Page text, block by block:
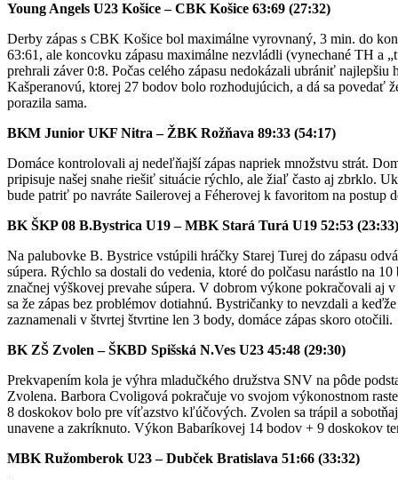
Young Angels U23 Košice – CBK Košice 63:69 (27:32)
Derby zápas s CBK Košice bol maximálne vyrovnaný, 3 min. do
63:61, ale koncovku zápasu maximálne nezvládli (vynechané TH a
prehrali záver 0:8. Počas celého zápasu nedokázali ubrániť najlepšiu
Kašperanovú, ktorej 27 bodov bolo rozhodujúcich, a dá sa povedať
porazila sama.
BKM Junior UKF Nitra – ŽBK Rožňava 89:33 (54:17)
Domáce kontrolovali aj nedeľňajší zápas napriek množstvu strát.
pripisuje našej snahe riešiť situácie rýchlo, ale žiaľ často aj zbrklo.
bude patriť po navráte Sailerovej a Féherovej k favoritom na postup
BK ŠKP 08 B.Bystrica U19 – MBK Stará Turá U19 52:53 (23:33)
Na palubovke B. Bystrice vstúpili hráčky Starej Turej do zápasu
súpera. Rýchlo sa dostali do vedenia, ktoré do polčasu narástlo na
značnej výškovej prevahe súpera. V dobrom výkone pokračovali aj
sa že zápas bez problémov dotiahnú. Bystričanky to nevzdali a
zaznamenali v štvrtej štvrtine len 3 body, domáce zápas skoro otočili.
BK ZŠ Zvolen – ŠKBD Spišská N.Ves U23 45:48 (29:30)
Prekvapením kola je výhra mladučkého družstva SNV na pôde
Zvolena. Barbora Cvoligová pokračuje vo svojom výkonostnom
8 doskokov bolo pre víťazstvo kľúčových. Zvolen sa trápil a
unavene a zakríknuto. Výkon Babaríkovej 14 bodov + 9 doskokov
MBK Ružomberok U23 – Dubček Bratislava 51:66 (33:32)